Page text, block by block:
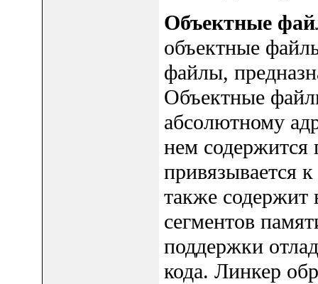
Объектные
объектные
файлы,
Объектные
абсолютному
нем
привязывается
также
сегментов
поддержки
кода. Линкер